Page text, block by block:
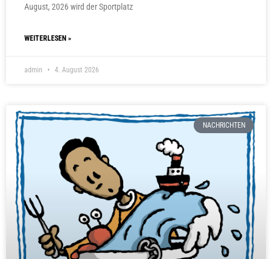
August, 2026 wird der Sportplatz
WEITERLESEN »
admin 4. August 2026
NACHRICHTEN